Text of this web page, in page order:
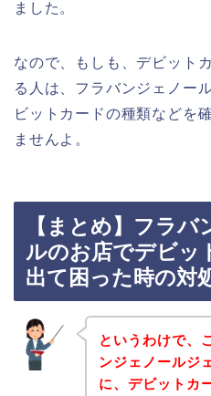
ました。
なので、もしも、デビット
る人は、フラバンジェノー
ビットカードの種類などを
ませんよ。
【まとめ】フラ
ルのお店でデビッ
出て困った時の対
というわけで、
ンジェノールジ
に、デビットカ